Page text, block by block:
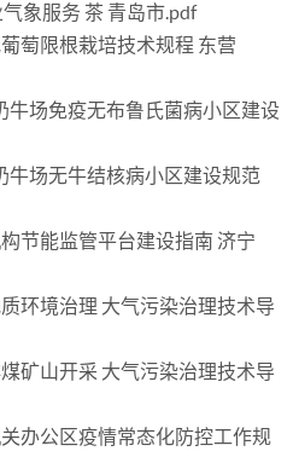
象服务 茶 青岛市.pdf
萄限根栽培技术规程 东营
牛场免疫无布鲁氏菌病小区建设
牛场无牛结核病小区建设规范
节能监管平台建设指南 济宁
环境治理 大气污染治理技术导
矿山开采 大气污染治理技术导
办公区疫情常态化防控工作规